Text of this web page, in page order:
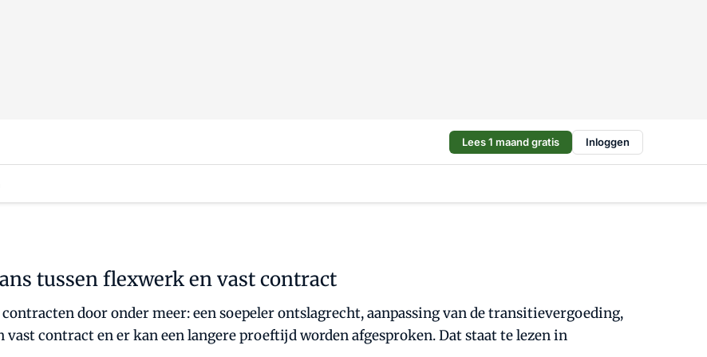
Lees 1 maand gratis Inloggen
tussen flexwerk en vast contract
door onder meer: een soepeler ontslagrecht, aanpassing van de transitievergoeding,
contract en er kan een langere proeftijd worden afgesproken. Dat staat te lezen in